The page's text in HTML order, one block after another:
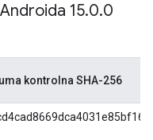
15.0.0
kontrolna SHA-256